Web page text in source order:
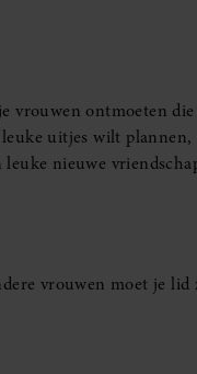
vrouwen ontmoeten
uitjes wilt
nieuwe
vrouwen moet je